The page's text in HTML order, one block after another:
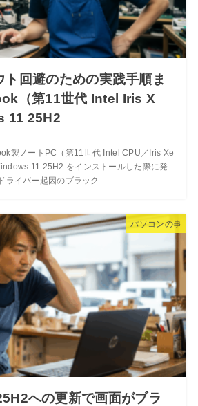
ト回避のための実践手順ま
（第11世代 Intel Iris X
11 25H2
製ノートPC（第11世代 Intel CPU／Iris Xe
11 25H2 をインストールした際に発
ライバー起因のブラック...
パソコンの事
への更新で画面がブラ